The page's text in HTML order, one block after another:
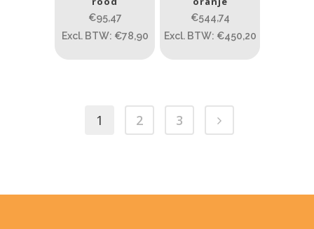
€95,47
Excl. BTW: €78,90
€544,74
Excl. BTW: €450,20
1 2 3